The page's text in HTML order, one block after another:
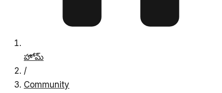
హోమ్
/
Community